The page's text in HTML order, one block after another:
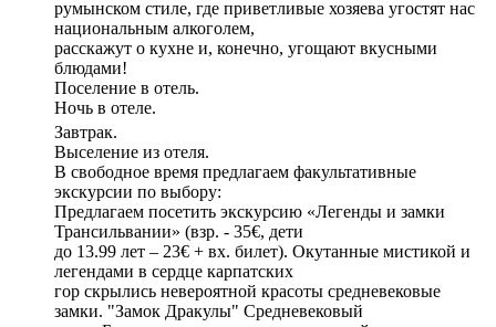
румынском стиле, где приветливые хозяева угостят нас
национальным алкоголем,
расскажут о кухне и, конечно, угощают вкусными
блюдами!
Поселение в отель.
Ночь в отеле.
Завтрак.
Выселение из отеля.
В свободное время предлагаем факультативные
экскурсии по выбору:
Предлагаем посетить экскурсию «Легенды и замки
Трансильвании» (взр. - 35€, дети
до 13.99 лет – 23€ + вх. билет). Окутанные мистикой и
легендами в сердце карпатских
гор скрылись невероятной красоты средневековые
замки. "Замок Дракулы" Средневековый